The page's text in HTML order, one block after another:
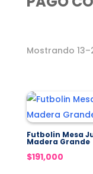
Mostrando
Futbolin Mesa
Madera Grande
$191,000